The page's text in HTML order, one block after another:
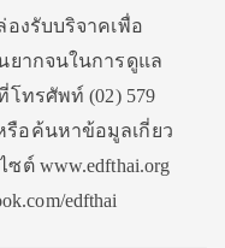
งรับบริจาคเพื่อ
ยากจนในการดูแล
ทรศัพท์ (02) 579
หรือค้นหาข้อมูลเกี่ยว
ต์ www.edfthai.org
edfthai